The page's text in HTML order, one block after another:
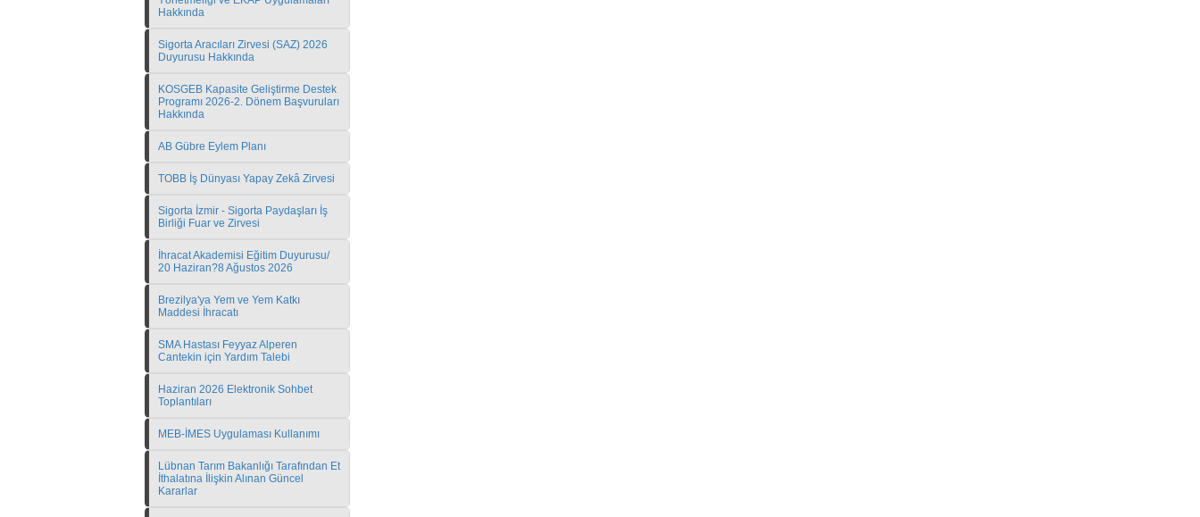
Hakkında
Sigorta Aracıları Zirvesi (SAZ) 2026
Duyurusu Hakkında
KOSGEB Kapasite Geliştirme Destek
Programı 2026-2. Dönem Başvuruları
Hakkında
AB Gübre Eylem Planı
TOBB İş Dünyası Yapay Zekâ Zirvesi
Sigorta İzmir - Sigorta Paydaşları İş
Birliği Fuar ve Zirvesi
İhracat Akademisi Eğitim Duyurusu/
20 Haziran?8 Ağustos 2026
Brezilya'ya Yem ve Yem Katkı
Maddesi İhracatı
SMA Hastası Feyyaz Alperen
Cantekin için Yardım Talebi
Haziran 2026 Elektronik Sohbet
Toplantıları
MEB-İMES Uygulaması Kullanımı
Lübnan Tarım Bakanlığı Tarafından Et
İthalatına İlişkin Alınan Güncel
Kararlar